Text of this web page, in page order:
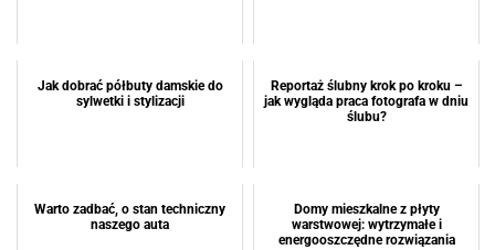
Jak dobrać półbuty damskie do
sylwetki i stylizacji
Reportaż ślubny krok po kroku –
jak wygląda praca fotografa w dniu
ślubu?
Warto zadbać, o stan techniczny
naszego auta
Domy mieszkalne z płyty
warstwowej: wytrzymałe i
energooszczędne rozwiązania